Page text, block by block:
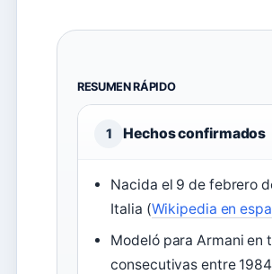
RESUMEN RÁPIDO
1 Hechos confirmados
Nacida el 9 de febrero
Italia (Wikipedia en
Modeló para Armani en
consecutivas entre